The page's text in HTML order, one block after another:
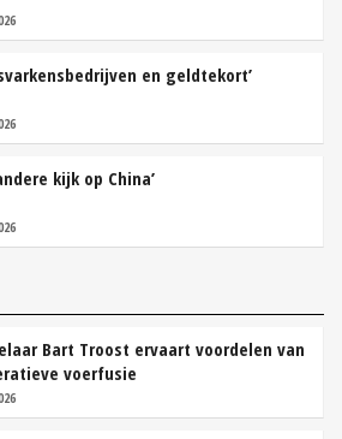
en geldtekort’
kijk op China’
Bart Troost ervaart voordelen van
voerfusie